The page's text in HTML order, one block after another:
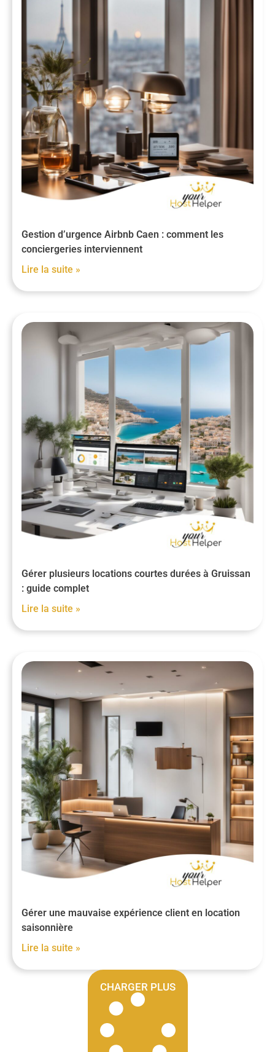
Gestion d’urgence Airbnb Caen : comment les
conciergeries interviennent
Lire la suite »
Gérer plusieurs locations courtes durées à Gruissan
: guide complet
Lire la suite »
Gérer une mauvaise expérience client en location
saisonnière
Lire la suite »
CHARGER PLUS